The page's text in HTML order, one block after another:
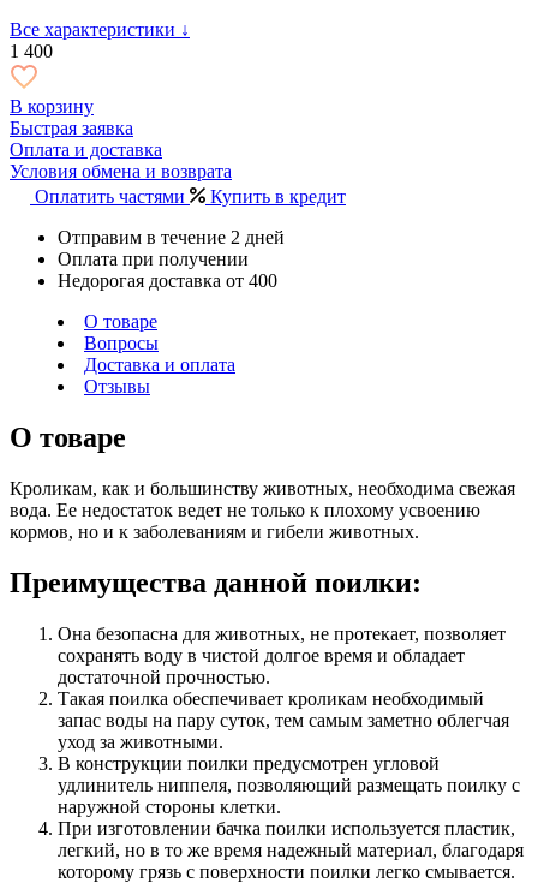
Все характеристики ↓
1 400
В корзину
Быстрая заявка
Оплата и доставка
Условия обмена и возврата
Оплатить частями
Купить в кредит
Отправим в течение 2 дней
Оплата при получении
Недорогая доставка от 400
О товаре
Вопросы
Доставка и оплата
Отзывы
О товаре
Кроликам, как и большинству животных, необходима свежая
вода. Ее недостаток ведет не только к плохому усвоению
кормов, но и к заболеваниям и гибели животных.
Преимущества данной поилки:
Она безопасна для животных, не протекает, позволяет
сохранять воду в чистой долгое время и обладает
достаточной прочностью.
Такая поилка обеспечивает кроликам необходимый
запас воды на пару суток, тем самым заметно облегчая
уход за животными.
В конструкции поилки предусмотрен угловой
удлинитель ниппеля, позволяющий размещать поилку с
наружной стороны клетки.
При изготовлении бачка поилки используется пластик,
легкий, но в то же время надежный материал, благодаря
которому грязь с поверхности поилки легко смывается.